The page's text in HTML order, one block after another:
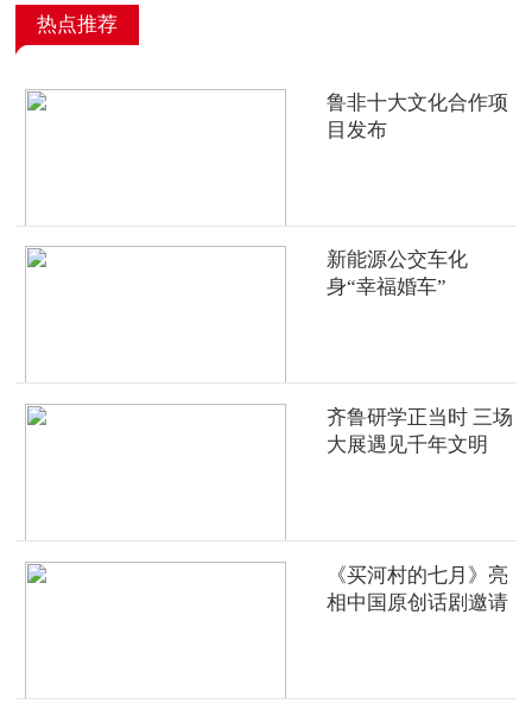
热点推荐
鲁非十大文化合作项
目发布
新能源公交车化
身“幸福婚车”
齐鲁研学正当时 三场
大展遇见千年文明
《买河村的七月》亮
相中国原创话剧邀请